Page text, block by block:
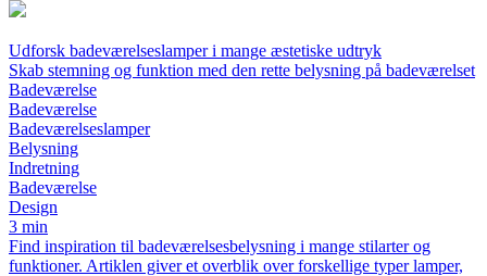
Udforsk badeværelseslamper i mange æstetiske udtryk
Skab stemning og funktion med den rette belysning på badeværelset
Badeværelse
Badeværelse
Badeværelseslamper
Belysning
Indretning
Badeværelse
Design
3 min
Find inspiration til badeværelsesbelysning i mange stilarter og
funktioner. Artiklen giver et overblik over forskellige typer lamper,